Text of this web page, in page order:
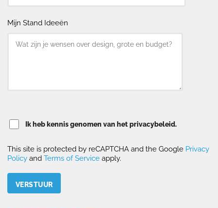
Mijn Stand Ideeën
Ik heb kennis genomen van het privacybeleid.
This site is protected by reCAPTCHA and the Google Privacy
Policy and Terms of Service apply.
Please leave this field empty.